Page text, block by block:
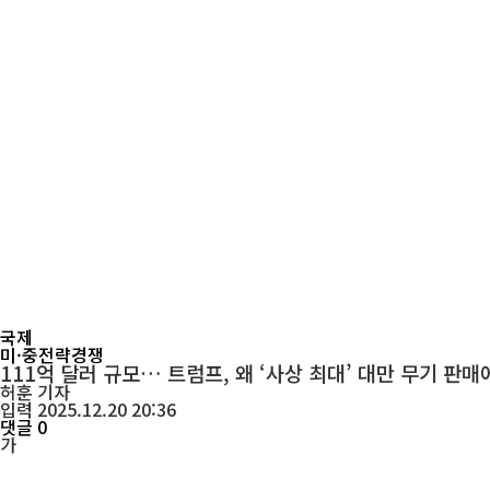
국제
미·중전략경쟁
111억 달러 규모… 트럼프, 왜 ‘사상 최대’ 대만 무기 판매
허훈 기자
입력 2025.12.20 20:36
댓글 0
가